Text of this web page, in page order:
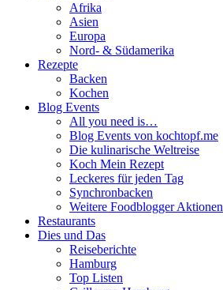
Afrika
Asien
Europa
Nord- & Südamerika
Rezepte
Backen
Kochen
Blog Events
All you need is…
Blog Events von kochtopf.me
Die kulinarische Weltreise
Koch Mein Rezept
Leckeres für jeden Tag
Synchronbacken
Weitere Foodblogger Aktionen
Restaurants
Dies und Das
Reiseberichte
Hamburg
Top Listen